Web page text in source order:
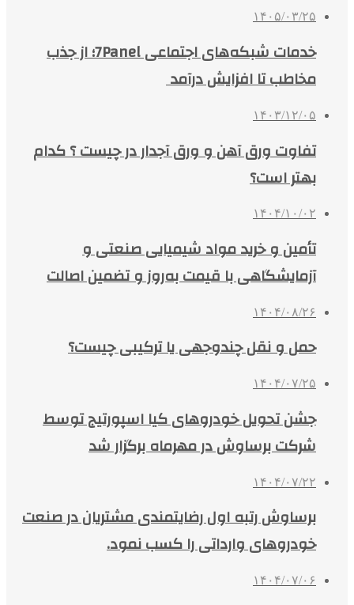
۱۴۰۵/۰۳/۲۵
خدمات شبکه‌های اجتماعی 7Panel؛ از جذب
مخاطب تا افزایش درآمد
۱۴۰۳/۱۲/۰۵
تفاوت ورق آهن و ورق آجدار در چیست ؟ کدام
بهتر است؟
۱۴۰۴/۱۰/۰۲
تأمین و خرید مواد شیمیایی صنعتی و
آزمایشگاهی با قیمت به‌روز و تضمین اصالت
۱۴۰۴/۰۸/۲۶
حمل و نقل چندوجهی یا ترکیبی چیست؟
۱۴۰۴/۰۷/۲۵
جشن تحویل خودروهای کیا اسپورتیج توسط
شرکت برساوش در مهرماه برگزار شد
۱۴۰۴/۰۷/۲۲
برساوش رتبه اول رضایتمندی مشتریان در صنعت
خودروهای وارداتی را کسب نمود.
۱۴۰۴/۰۷/۰۶